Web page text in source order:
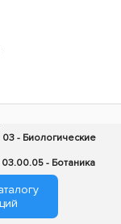
03 - Биологические
03.00.05 - Ботаника